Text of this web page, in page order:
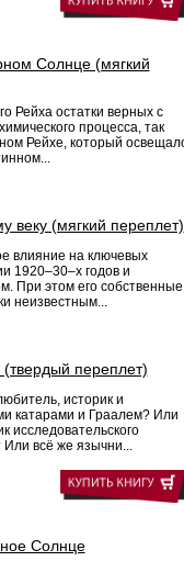
Солнце (мягкий
Рейха остатки верных с
процесса, так
Рейхе, который
веку (мягкий переплет)
влияние на ключевых
1920–30–х годов и
При этом его собственные
неизвестным...
переплет)
историк и
катарами и Граалем? Или
всё же язычни...
Солнце